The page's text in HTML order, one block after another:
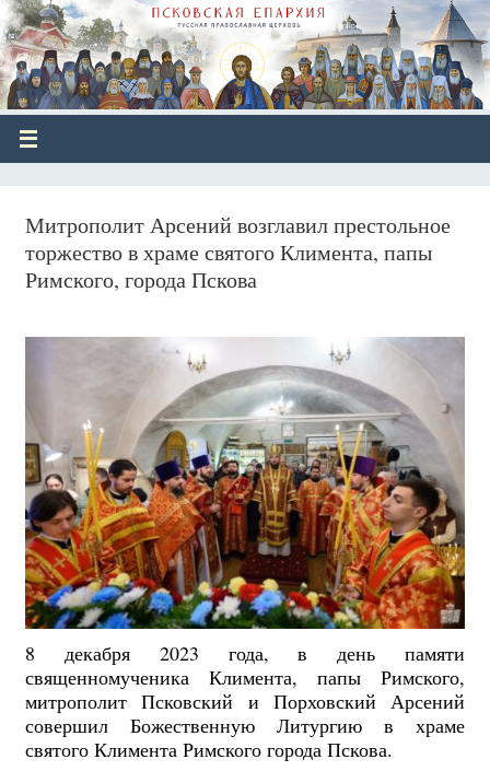
Митрополит Арсений возглавил престольное
торжество в храме святого Климента, папы
Римского, города Пскова
8 декабря 2023 года, в день памяти
священномученика Климента, папы Римского,
митрополит Псковский и Порховский Арсений
совершил Божественную Литургию в храме
святого Климента Римского города Пскова.